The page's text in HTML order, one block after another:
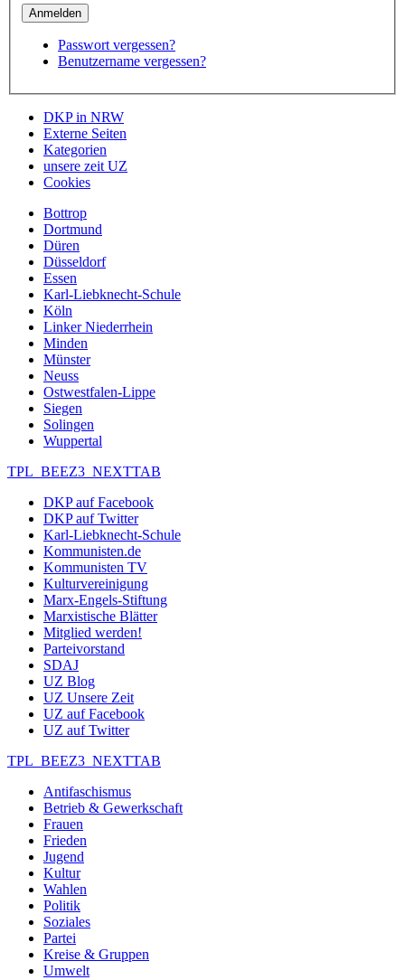
Passwort vergessen?
Benutzername vergessen?
DKP in NRW
Externe Seiten
Kategorien
unsere zeit UZ
Cookies
Bottrop
Dortmund
Düren
Düsseldorf
Essen
Karl-Liebknecht-Schule
Köln
Linker Niederrhein
Minden
Münster
Neuss
Ostwestfalen-Lippe
Siegen
Solingen
Wuppertal
TPL_BEEZ3_NEXTTAB
DKP auf Facebook
DKP auf Twitter
Karl-Liebknecht-Schule
Kommunisten.de
Kommunisten TV
Kulturvereinigung
Marx-Engels-Stiftung
Marxistische Blätter
Mitglied werden!
Parteivorstand
SDAJ
UZ Blog
UZ Unsere Zeit
UZ auf Facebook
UZ auf Twitter
TPL_BEEZ3_NEXTTAB
Antifaschismus
Betrieb & Gewerkschaft
Frauen
Frieden
Jugend
Kultur
Wahlen
Politik
Soziales
Partei
Kreise & Gruppen
Umwelt